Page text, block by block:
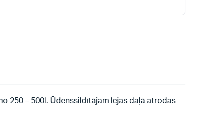
250 – 500l. Ūdenssildītājam lejas daļā atrodas